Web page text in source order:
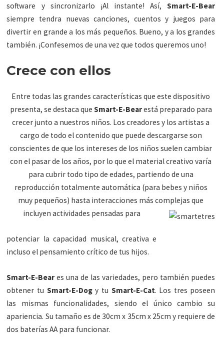
software y sincronizarlo ¡Al instante! Así,Smart-E-Bear
siempre tendra nuevas canciones, cuentos y juegos para
divertir en grande a los más pequeños. Bueno, y a los grandes
también. ¡Confesemos de una vez que todos queremos uno!
Crece con ellos
Entre todas las grandes características que este dispositivo
presenta, se destaca que Smart-E-Bearestá preparado para
crecer junto a nuestros niños. Los creadores y los artistas a
cargo de todo el contenido que puede descargarse son
conscientes de que los intereses de los niños suelen cambiar
con el pasar de los años, por lo que el material creativo varía
para cubrir todo tipo de edades, partiendo de una
reproducción totalmente automática (para bebes y niños
muy pequeños) hasta interacciones más complejas que
incluyen actividades pensadas para
potenciar la capacidad musical, creativa e
incluso el pensamiento crítico de tus hijos.
Smart-E-Bear es una de las variedades, pero también puedes
obtener tu Smart-E-Dogy tu Smart-E-Cat. Los tres poseen
las mismas funcionalidades, siendo el único cambio su
apariencia. Su tamaño es de 30cm x 35cm x 25cm y requiere de
dos baterías AA para funcionar.